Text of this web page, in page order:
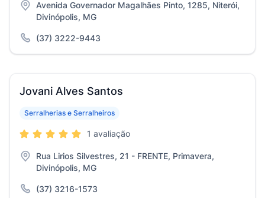
Avenida Governador Magalhães Pinto, 1285, Niterói,
Divinópolis, MG
(37) 3222-9443
Jovani Alves Santos
Serralherias e Serralheiros
1 avaliação
Rua Lirios Silvestres, 21 - FRENTE, Primavera,
Divinópolis, MG
(37) 3216-1573